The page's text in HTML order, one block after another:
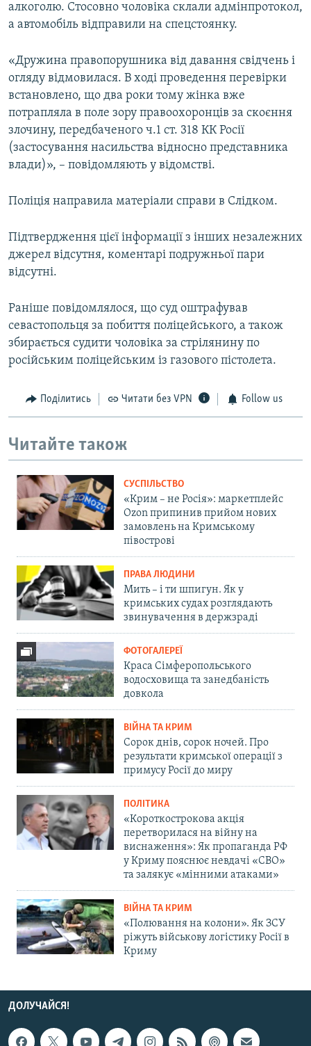
алкоголю. Стосовно чоловіка склали адмінпротокол,
а автомобіль відправили на спецстоянку.
«Дружина правопорушника від давання свідчень і
огляду відмовилася. В ході проведення перевірки
встановлено, що два роки тому жінка вже
потрапляла в поле зору правоохоронців за скоєння
злочину, передбаченого ч.1 ст. 318 КК Росії
(застосування насильства відносно представника
влади)», – повідомляють у відомстві.
Поліція направила матеріали справи в Слідком.
Підтвердження цієї інформації з інших незалежних
джерел відсутня, коментарі подружньої пари
відсутні.
Раніше повідомлялося, що суд оштрафував
севастопольця за побиття поліцейського, а також
збирається судити чоловіка за стрілянину по
російським поліцейським із газового пістолета.
Поділитись Читати без VPN Follow us
Читайте також
СУСПІЛЬСТВО
«Крим – не Росія»: маркетплейс
Ozon припинив прийом нових
замовлень на Кримському
півострові
ПРАВА ЛЮДИНИ
Мить – і ти шпигун. Як у
кримських судах розглядають
звинувачення в держзраді
ФОТОГАЛЕРЕЇ
Краса Сімферопольського
водосховища та занедбаність
довкола
ВІЙНА ТА КРИМ
Сорок днів, сорок ночей. Про
результати кримської операції з
примусу Росії до миру
ПОЛІТИКА
«Короткострокова акція
перетворилася на війну на
виснаження»: Як пропаганда РФ
у Криму пояснює невдачі «СВО»
та залякує «мінними атаками»
ВІЙНА ТА КРИМ
«Полювання на колони». Як ЗСУ
ріжуть військову логістику Росії в
Криму
ДОЛУЧАЙСЯ!